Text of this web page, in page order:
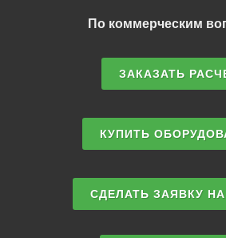
По коммерческим
ЗАКАЗАТЬ
КУПИТЬ
СДЕЛАТЬ ЗАЯВКУ НА